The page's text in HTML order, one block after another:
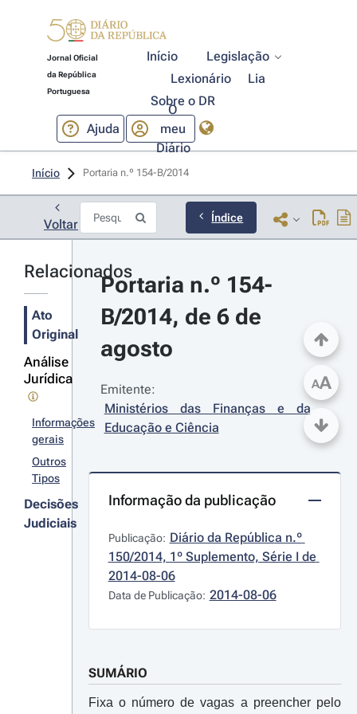
Jornal Oficial
da República
Portuguesa
Início
Legislação
Lexionário
Lia
Sobre o DR
Ajuda
O
meu
Diário
Início Portaria n.º 154-B/2014
Voltar Índice
Relacionados
Ato
Original
Análise
Jurídica
Informações
gerais
Outros
Tipos
Decisões
Judiciais
Portaria n.º 154-
B/2014, de 6 de
agosto
Emitente:
Ministérios das Finanças e da
Educação e Ciência
Informação da publicação
Publicação: Diário da República n.º
150/2014, 1º Suplemento, Série I de
2014-08-06
Data de Publicação: 2014-08-06
SUMÁRIO
Fixa o número de vagas a preencher pelo
AA